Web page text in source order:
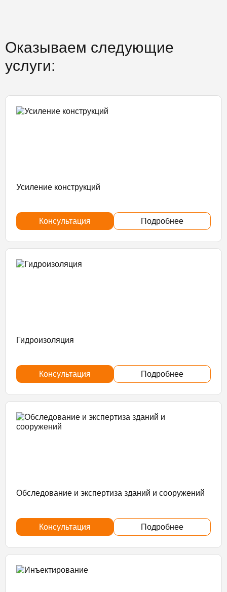
Оказываем следующие
услуги:
Усиление конструкций
Консультация Подробнее
Гидроизоляция
Консультация Подробнее
Обследование и экспертиза зданий и сооружений
Консультация Подробнее